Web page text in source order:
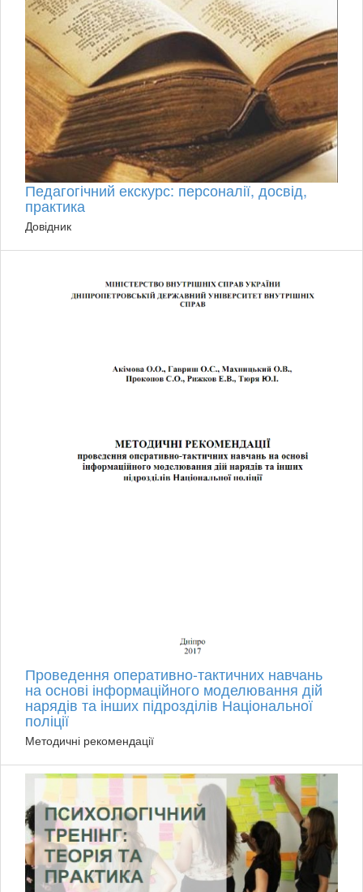
Педагогічний екскурс: персоналії, досвід,
практика
Довідник
Проведення оперативно-тактичних навчань
на основі інформаційного моделювання дій
нарядів та інших підрозділів Національної
поліції
Методичні рекомендації